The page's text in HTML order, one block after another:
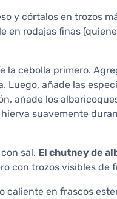
y córtalos en trozos
en rodajas finas
la cebolla primero.
añade las
añade los
suavemente
sal. El chutney de
con trozos visibles de
caliente en frascos